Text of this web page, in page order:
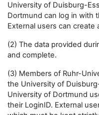
University of Duisburg-
Dortmund can log in with
External users can create
(2) The data provided
and complete.
(3) Members of Ruhr-
the University of
University of Dortmund
their LoginID. External